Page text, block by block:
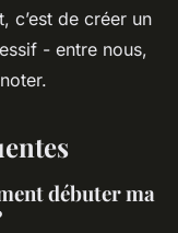
c’est de créer un
- entre nous,
débuter ma